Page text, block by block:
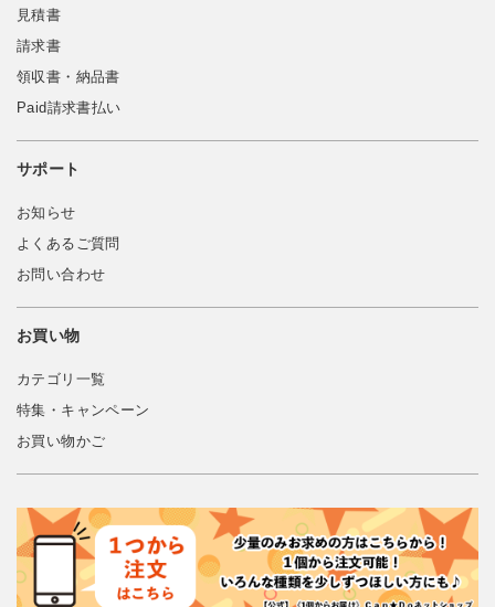
見積書
請求書
領収書・納品書
Paid請求書払い
サポート
お知らせ
よくあるご質問
お問い合わせ
お買い物
カテゴリ一覧
特集・キャンペーン
お買い物かご